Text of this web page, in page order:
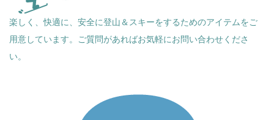
楽しく、快適に、安全に登山＆スキーをするためのアイテムをご
用意しています。ご質問があればお気軽にお問い合わせくださ
い。